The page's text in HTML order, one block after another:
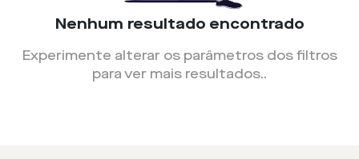
Nenhum resultado encontrado
Experimente alterar os parâmetros dos filtros
para ver mais resultados..